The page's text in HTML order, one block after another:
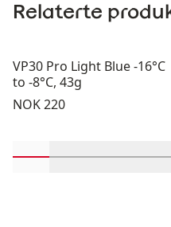
Relaterte
VP30 Pro Light Blue -16°C
to -8°C, 43g
Pris:
NOK 220